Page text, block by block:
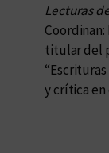
Lecturas
Coordinan:
titular del
y crítica en